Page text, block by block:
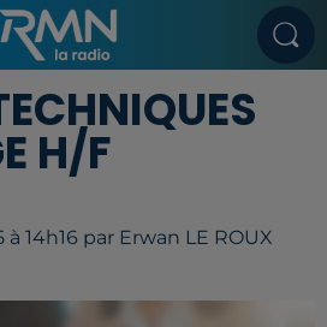
H/F
14h16 par Erwan LE ROUX